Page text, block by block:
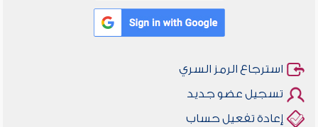
استرجاع الرمز السري
تسجيل عضو جديد
إعادة تفعيل حساب